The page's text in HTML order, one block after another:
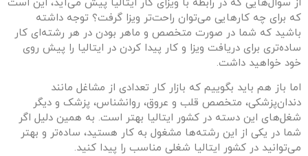
که برای چه کارهایی می‌توان راحت‌تر ویزا گرفت؟ توجه داشته
باشید که شما در صورت متخصص و ماهر بودن در هر رشته‌ای کار
ساده‌تری برای دریافت ویزا و کار پیدا کردن در ایتالیا را پیش روی
خود خواهید داشت.
اما باز هم باید بگوییم که بازار کار تعدادی از مشاغل مانند
دندان‌پزشکی، متخصص قلب و عروق، روانشناس، پزشک و دیگر
شغل‌های این دسته در کشور ایتالیا بهتر است. به همین دلیل اگر
شما در یکی از این رشته‌ها مشغول به کار هستید، ساده‌تر و بهتر
می‌توانید در کشور ایتالیا شغلی مناسب را پیدا کنید.